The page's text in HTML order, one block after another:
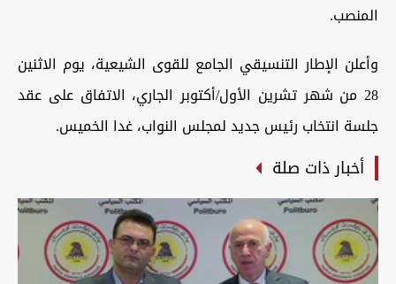
المنصب.
وأعلن الإطار التنسيقي الجامع للقوى الشيعية، يوم الاثنين
28 من شهر تشرين الأول/أكتوبر الجاري، الاتفاق على عقد
جلسة انتخاب رئيس جديد لمجلس النواب، غدا الخميس.
أخبار ذات صلة